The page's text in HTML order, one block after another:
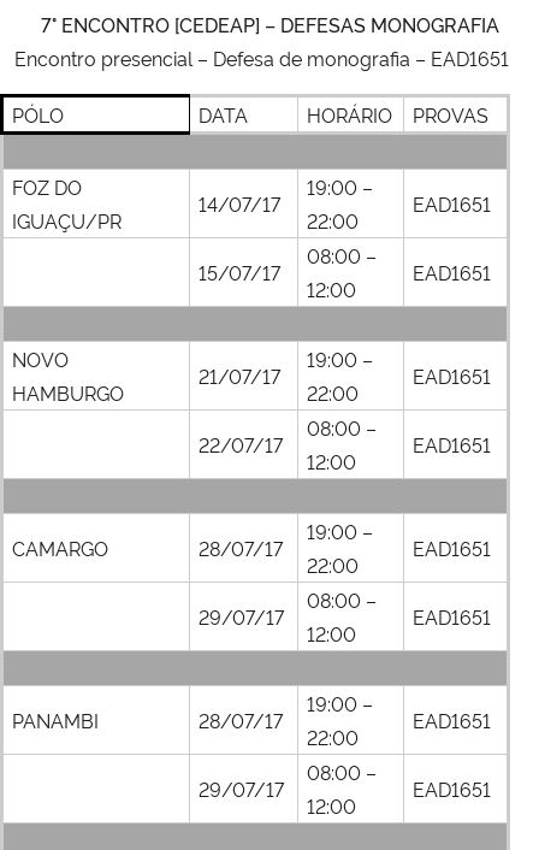
7° ENCONTRO [CEDEAP] – DEFESAS MONOGRAFIA
Encontro presencial – Defesa de monografia – EAD1651
PÓLO DATA HORÁRIO PROVAS
FOZ DO
IGUAÇU/PR
14/07/17
19:00 –
22:00
EAD1651
15/07/17
08:00 –
12:00
EAD1651
NOVO
HAMBURGO
21/07/17
19:00 –
22:00
EAD1651
22/07/17
08:00 –
12:00
EAD1651
CAMARGO 28/07/17
19:00 –
22:00
EAD1651
29/07/17
08:00 –
12:00
EAD1651
PANAMBI 28/07/17
19:00 –
22:00
EAD1651
29/07/17
08:00 –
12:00
EAD1651